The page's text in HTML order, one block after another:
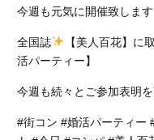
今週も元気に開催致します
全国誌
【美人百花】に
活パーティー】
今週も続々とご参加表明
#街コン #婚活パーティー